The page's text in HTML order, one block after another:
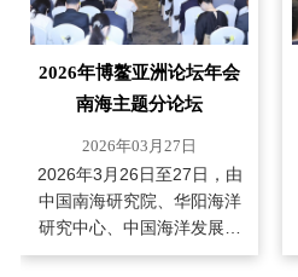
2026年博鳌亚洲论坛年会
南海主题分论坛
2026年03月27日
2026年3月26日至27日，由
中国南海研究院、华阳海洋
研究中心、中国海洋发展基
金会、中央广播电视总台华